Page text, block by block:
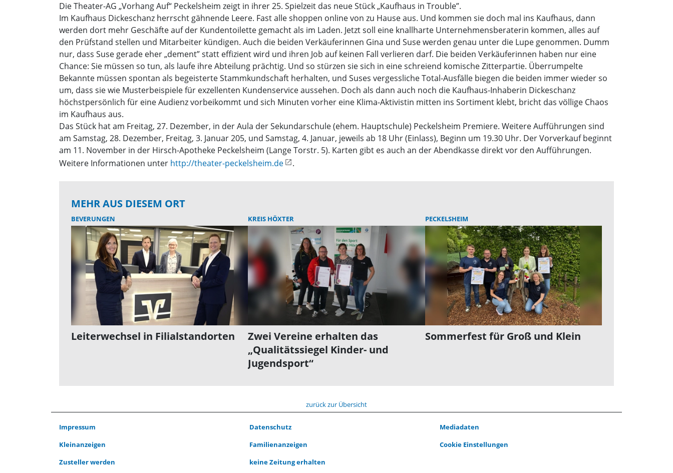
Die Theater-AG „Vorhang Auf“ Peckelsheim zeigt in ihrer 25. Spielzeit das neue Stück „Kaufhaus in Trouble”.
Im Kaufhaus Dickeschanz herrscht gähnende Leere. Fast alle shoppen online von zu Hause aus. Und kommen sie doch mal ins Kaufhaus, dann
werden dort mehr Geschäfte auf der Kundentoilette gemacht als im Laden. Jetzt soll eine knallharte Unternehmensberaterin kommen, alles auf
den Prüfstand stellen und Mitarbeiter kündigen. Auch die beiden Verkäuferinnen Gina und Suse werden genau unter die Lupe genommen. Dumm
nur, dass Suse gerade eher „dement” statt effizient wird und ihren Job auf keinen Fall verlieren darf. Die beiden Verkäuferinnen haben nur eine
Chance: Sie müssen so tun, als laufe ihre Abteilung prächtig. Und so stürzen sie sich in eine schreiend komische Zitterpartie. Überrumpelte
Bekannte müssen spontan als begeisterte Stammkundschaft herhalten, und Suses vergessliche Total-Ausfälle biegen die beiden immer wieder so
um, dass sie wie Musterbeispiele für exzellenten Kundenservice aussehen. Doch als dann auch noch die Kaufhaus-Inhaberin Dickeschanz
höchstpersönlich für eine Audienz vorbeikommt und sich Minuten vorher eine Klima-Aktivistin mitten ins Sortiment klebt, bricht das völlige Chaos
im Kaufhaus aus.
Das Stück hat am Freitag, 27. Dezember, in der Aula der Sekundarschule (ehem. Hauptschule) Peckelsheim Premiere. Weitere Aufführungen sind
am Samstag, 28. Dezember, Freitag, 3. Januar 205, und Samstag, 4. Januar, jeweils ab 18 Uhr (Einlass), Beginn um 19.30 Uhr. Der Vorverkauf beginnt
am 11. November in der Hirsch-Apotheke Peckelsheim (Lange Torstr. 5). Karten gibt es auch an der Abendkasse direkt vor den Aufführungen.
Weitere Informationen unter http://theater-peckelsheim.de .
MEHR AUS DIESEM ORT
BEVERUNGEN
Leiterwechsel in Filialstandorten
KREIS HÖXTER
Zwei Vereine erhalten das
„Qualitätssiegel Kinder- und
Jugendsport“
PECKELSHEIM
Sommerfest für Groß und Klein
zurück zur Übersicht
Impressum Datenschutz
Mediadaten
Kleinanzeigen
Familienanzeigen
Cookie Einstellungen
Zusteller werden
keine Zeitung erhalten